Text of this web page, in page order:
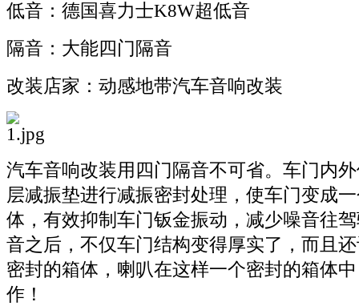
低音：德国喜力士K8W超低音
隔音：大能四门隔音
改装店家：动感地带汽车音响改装
汽车音响改装用四门隔音不可省。车门内
层减振垫进行减振密封处理，使车门变成
体，有效抑制车门钣金振动，减少噪音往
音之后，不仅车门结构变得厚实了，而且
密封的箱体，喇叭在这样一个密封的箱体
作！